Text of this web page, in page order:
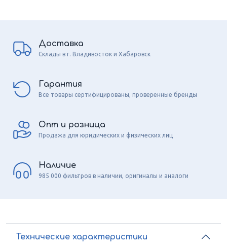
Доставка
Склады в г. Владивосток и Хабаровск
Гарантия
Все товары сертифицированы, проверенные бренды
Опт и розница
Продажа для юридических и физических лиц
Наличие
985 000 фильтров в наличии, оригиналы и аналоги
Технические характеристики